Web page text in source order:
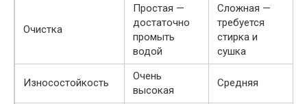
Очистка
Простая —
достаточно
промыть
водой
Сложная —
требуется
стирка и
сушка
Износостойкость
Очень
высокая
Средняя